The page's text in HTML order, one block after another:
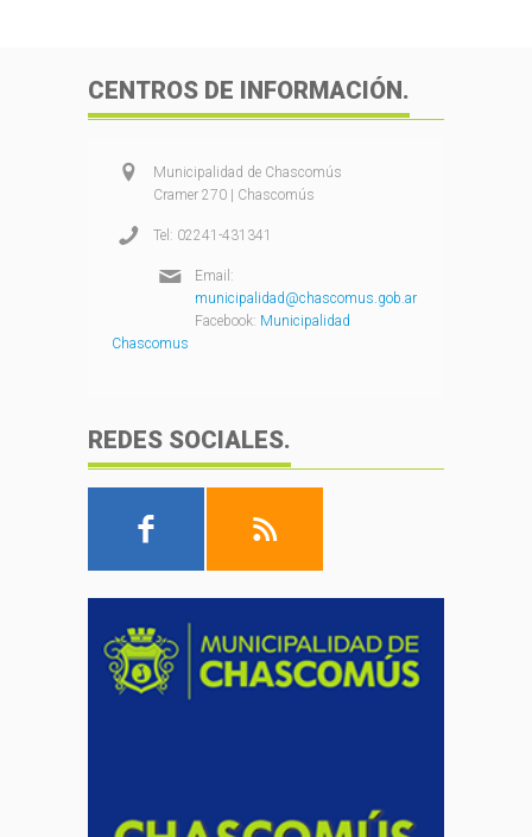
CENTROS DE INFORMACIÓN.
Municipalidad de Chascomús
Cramer 270 | Chascomús
Tel: 02241-431341
Email:
municipalidad@chascomus.gob.ar
Facebook: Municipalidad
Chascomus
REDES SOCIALES.